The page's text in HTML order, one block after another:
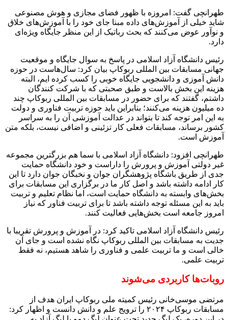
طهرانچی گفت: امروزه با ظهور فضای مجازی و هوش مصنوعی
شاید خیلی از آموزش‌های داده مبنا جای خود را با آموزش‌های خلاق
و نوآور عوض می‌کنند که بحث رباتیک از این منظر جایگاه ویژه‌ای
دارد.
رئیس دانشگاه آزاد اسلامی در پاسخ به سوال جایگاه و موقعیت
جهانی مسابقات بین المللی ربوکاپ بیان کرد: سال‌هاست در حوزه
دانش آموزی و دانشجویی جایگاه خوبی را کسب کرده ایم، البته
هزینه این بخش بالاست و طبق صحبتی که با شرکت کنندگان
داشتم، گفتند که برای حضور در مسابقات بین المللی ربوکاپ چند
ده میلیون هزینه می‌کنند؛ بنابراین باید حوزه تربیت فناوری و دولت
به این امر توجه کند تا بتواند در عدالت آموزشی آن را به سراسر
کشور برساند، مسابقات فعلی کار تزئینی و اضافی نیست، بلکه متن
آموزش است.
طهرانچی افزود: دانشگاه آزاد اسلامی با سما هم بزرگترین مجموعه
غیر دولتی آموزش و پرورش را داراست و خود دانشگاه حمایت
جدی از طریق باشگاه پژوهشگران جوان و نخبگان جوان دارد تا این
کار ادامه داشته باشد و اصل کار ما در برگزاری این مسابقات برای
بخش‌های وابسته به دانشگاه حمایت است، اما نظام تعلیم و تربیت
باید به این مسئله توجه داشته باشد تا برای تربیت فناور که نیاز
امروز جامعه است بخش‌هایی فعالیت کنند.
رئیس دانشگاه آزاد اسلامی تاکید کرد: در آموزش و پرورش تقریبا با
جدیت به مسابقات بین المللی ربوکاپ نگاه نشده است و جای آن
خالی است و ما تربیت علمی و فناوری را شاهد هستیم، نه فقط
تربیت علمی.
روبات‌ها کاربردی می‌شوند
مرتضی موسی‌خانی رئیس کمیته ملی ربوکاپ ایران هدف از
مسابقات ربوکاپ ۲۰۲۴ را ترویج علم و دانش دانست و اظهار کرد: